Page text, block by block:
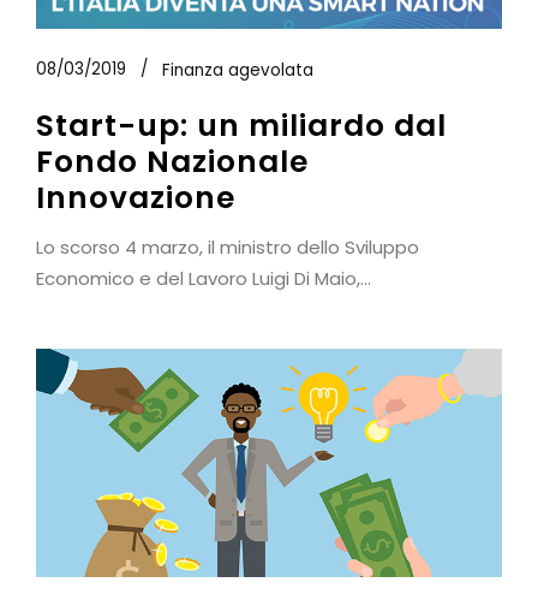
08/03/2019 Finanza agevolata
Start-up: un miliardo dal
Fondo Nazionale
Innovazione
Lo scorso 4 marzo, il ministro dello Sviluppo
Economico e del Lavoro Luigi Di Maio,...